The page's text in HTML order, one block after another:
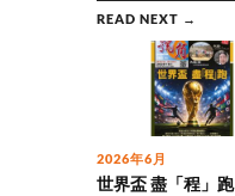
READ NEXT →
2026年6月
世界盃 盡「程」跑